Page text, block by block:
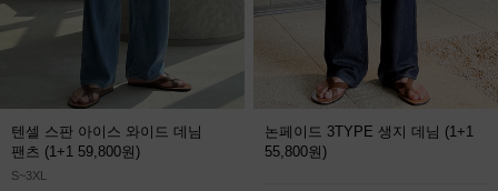
텐셀 스판 아이스 와이드 데님
팬츠 (1+1 59,800원)
S~3XL
논페이드 3TYPE 생지 데님 (1+1
55,800원)